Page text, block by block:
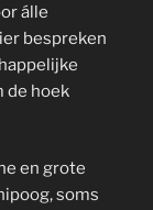
álle
bespreken
de hoek
en grote
soms